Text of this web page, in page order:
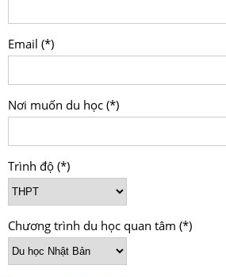
Email (*)
Nơi muốn du học (*)
Trình độ (*)
Chương trình du học quan tâm (*)